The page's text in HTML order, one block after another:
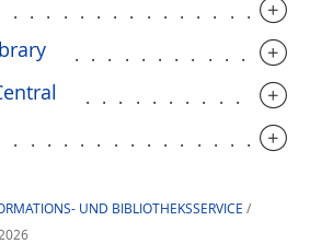
UND BIBLIOTHEKSSERVICE /